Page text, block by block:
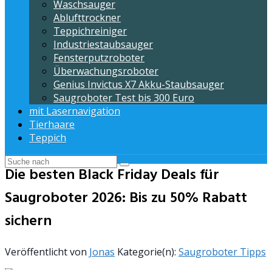
Waschsauger
Ablufttrockner
Teppichreiniger
Industriestaubsauger
Fensterputzroboter
Überwachungsroboter
Genius Invictus X7 Akku-Staubsauger
Saugroboter Test bis 300 Euro
mit Lasernavigation
Tierhaare
Teppich
Die besten Black Friday Deals für
Saugroboter 2026: Bis zu 50% Rabatt
sichern
Veröffentlicht von Jonas Kategorie(n): Saugroboter Tipps